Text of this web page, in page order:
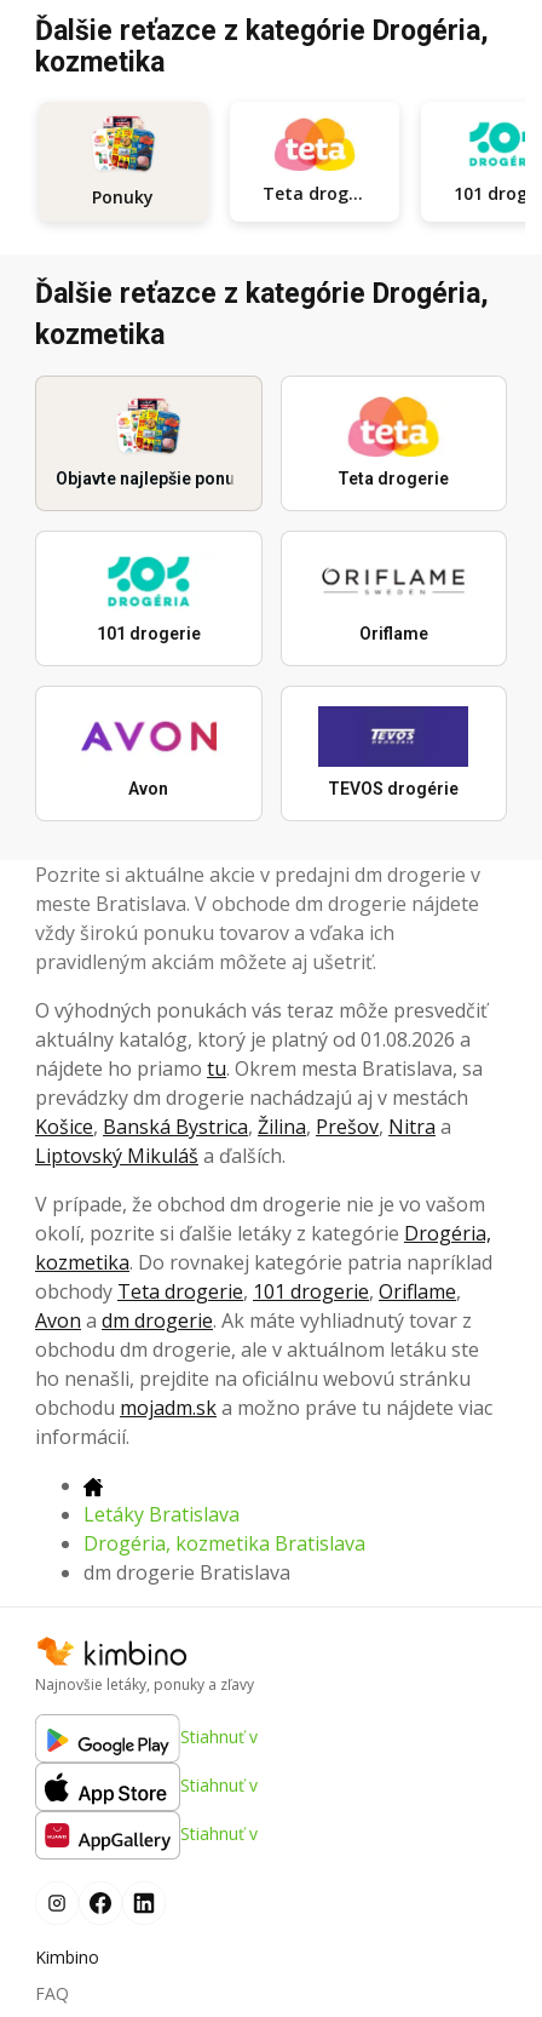
Ďalšie reťazce z kategórie Drogéria,
kozmetika
Ponuky Teta drogerie
Ďalšie reťazce z kategórie Drogéria,
kozmetika
Objavte najlepšie ponuky Teta drogerie
101 drogerie Oriflame
Avon TEVOS drogérie
Pozrite si aktuálne akcie v predajni dm drogerie v
meste Bratislava. V obchode dm drogerie nájdete
vždy širokú ponuku tovarov a vďaka ich
pravidleným akciám môžete aj ušetriť.
O výhodných ponukách vás teraz môže presvedčiť
aktuálny katalóg, ktorý je platný od 01.08.2026 a
nájdete ho priamo tu. Okrem mesta Bratislava, sa
prevádzky dm drogerie nachádzajú aj v mestách
Košice, Banská Bystrica, Žilina, Prešov, Nitra a
Liptovský Mikuláš a ďalších.
V prípade, že obchod dm drogerie nie je vo vašom
okolí, pozrite si ďalšie letáky z kategórie Drogéria,
kozmetika. Do rovnakej kategórie patria napríklad
obchody Teta drogerie, 101 drogerie, Oriflame,
Avon a dm drogerie. Ak máte vyhliadnutý tovar z
obchodu dm drogerie, ale v aktuálnom letáku ste
ho nenašli, prejdite na oficiálnu webovú stránku
obchodu mojadm.ska možno práve tu nájdete viac
informácií.
Letáky Bratislava
Drogéria, kozmetika Bratislava
dm drogerie Bratislava
Najnovšie letáky, ponuky a zľavy
Stiahnuť v
Stiahnuť v
Stiahnuť v
Kimbino
FAQ